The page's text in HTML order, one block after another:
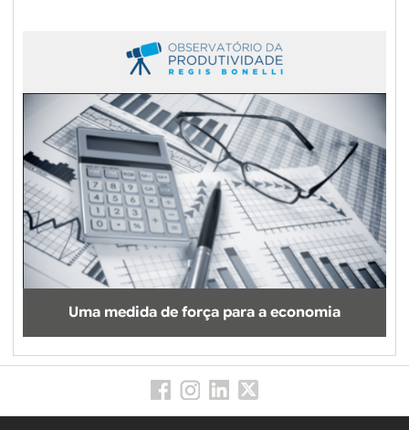
Uma medida de força para a economia